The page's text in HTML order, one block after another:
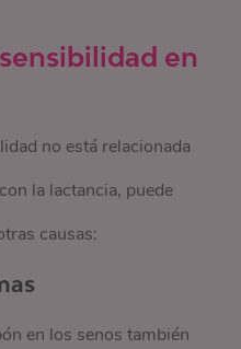
en
no está relacionada
la lactancia, puede
causas:
en los senos también